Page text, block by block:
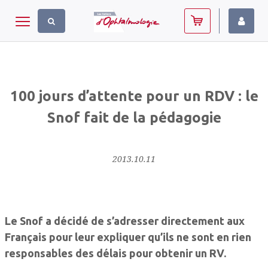
Toggle navigation
100 jours d’attente pour un RDV : le
Snof fait de la pédagogie
2013.10.11
Le Snof a décidé de s’adresser directement aux
Français pour leur expliquer qu’ils ne sont en rien
responsables des délais pour obtenir un RV.
Panneau de gestion des cookies